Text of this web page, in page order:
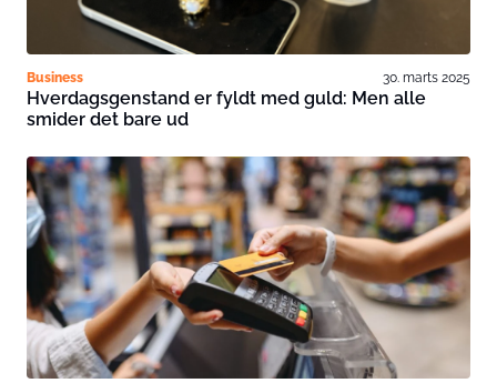
Business 30. marts 2025
Hverdagsgenstand er fyldt med guld: Men alle
smider det bare ud